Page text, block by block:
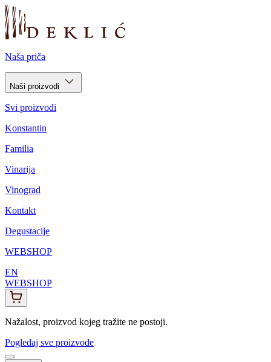
Naša priča
Naši proizvodi
Svi proizvodi
Konstantin
Familia
Vinarija
Vinograd
Kontakt
Degustacije
WEBSHOP
EN
WEBSHOP
Nažalost, proizvod kojeg tražite ne postoji.
Pogledaj sve proizvode